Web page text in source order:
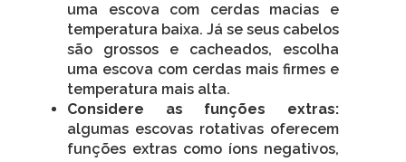
uma escova com cerdas macias e
temperatura baixa. Já se seus cabelos
são grossos e cacheados, escolha
uma escova com cerdas mais firmes e
temperatura mais alta.
Considere as funções extras:
algumas escovas rotativas oferecem
funções extras como íons negativos,